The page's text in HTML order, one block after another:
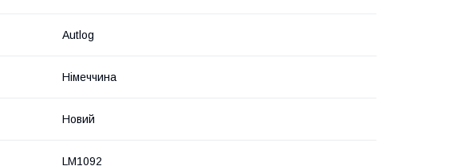
Autlog
Німеччина
Новий
LM1092